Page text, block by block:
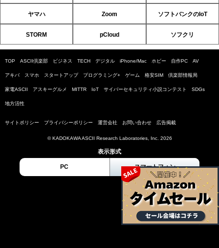
ヤマハ Zoom ソフトバンクのIoT
STORM pCloud ソフクリ
TOP ASCII倶楽部 ビジネス TECH デジタル iPhone/Mac ホビー 自作PC AV
アキバ スマホ スタートアップ プログラミング+ ゲーム 格安SIM 倶楽部情報局
家電ASCII アスキーグルメ MITTR IoT サイバーセキュリティ小説コンテスト SDGs
地方活性
サイトポリシー プライバシーポリシー 運営会社 お問い合わせ 広告掲載
© KADOKAWA ASCII Research Laboratories, Inc. 2026
表示形式
PC スマートフォン